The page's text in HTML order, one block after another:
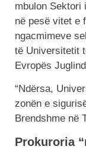
mbulon Sektori
në pesë vitet e
ngacmimeve
të Universitetit
Evropës
“Ndërsa,
zonën e
Brendshme në
Prokuroria